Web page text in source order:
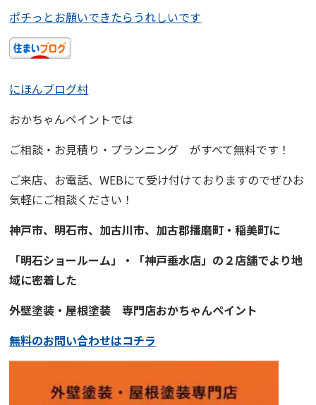
ポチっとお願いできたらうれしいです
にほんブログ村
おかちゃんペイントでは
ご相談・お見積り・プランニング
がすべて無料です！
ご来店、お電話、WEBにて受け付けておりますのでぜひお
気軽にご相談ください！
神戸市、明石市、加古川市、 加古郡播磨町・稲美町に
「明石ショールーム」・「神戸垂水店」の２店舗でより地
域に密着した
外壁塗装・屋根塗装専門店おかちゃんペイント
無料のお問い合わせはコチラ